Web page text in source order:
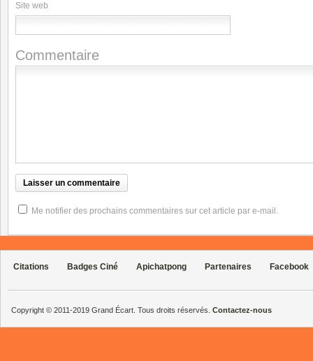
Site web
Commentaire
Me notifier des prochains commentaires sur cet article par e-mail.
Citations Badges Ciné Apichatpong Partenaires Facebook
Copyright © 2011-2019 Grand Écart. Tous droits réservés. Contactez-nous